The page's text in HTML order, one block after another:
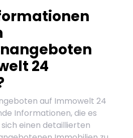
24
auf Immowelt 24
Informationen, die es
einen detaillierten